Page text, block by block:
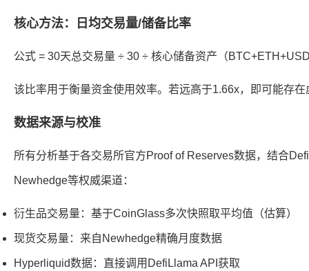
核心方法：日均交易量/储备比率
公式 = 30天总交易量 ÷ 30 ÷ 核心储备资产（
该比率用于衡量资金使用效率。若远高于1.66x，即可能存在
数据来源与校准
所有分析基于各交易所官方Proof of Reserves数据，结合
Newhedge等权威渠道：
衍生品交易量：基于CoinGlass多次快照取平均值（估算）
现货交易量：来自Newhedge精确月度数据
Hyperliquid数据：直接调用DefiLlama API获取